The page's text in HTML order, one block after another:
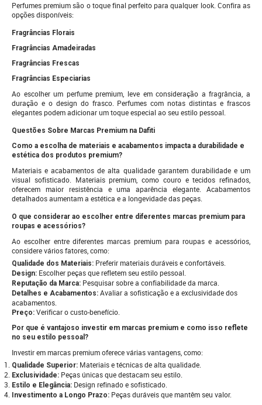
Perfumes premium são o toque final perfeito para qualquer look. Confira as
opções disponíveis:
Fragrâncias Florais
Fragrâncias Amadeiradas
Fragrâncias Frescas
Fragrâncias Especiarias
Ao escolher um perfume premium, leve em consideração a fragrância, a
duração e o design do frasco. Perfumes com notas distintas e frascos
elegantes podem adicionar um toque especial ao seu estilo pessoal.
Questões Sobre Marcas Premium na Dafiti
Como a escolha de materiais e acabamentos impacta a durabilidade e
estética dos produtos premium?
Materiais e acabamentos de alta qualidade garantem durabilidade e um
visual sofisticado. Materiais premium, como couro e tecidos refinados,
oferecem maior resistência e uma aparência elegante. Acabamentos
detalhados aumentam a estética e a longevidade das peças.
O que considerar ao escolher entre diferentes marcas premium para
roupas e acessórios?
Ao escolher entre diferentes marcas premium para roupas e acessórios,
considere vários fatores, como:
Qualidade dos Materiais: Preferir materiais duráveis e confortáveis.
Design: Escolher peças que refletem seu estilo pessoal.
Reputação da Marca: Pesquisar sobre a confiabilidade da marca.
Detalhes e Acabamentos: Avaliar a sofisticação e a exclusividade dos
acabamentos.
Preço: Verificar o custo-benefício.
Por que é vantajoso investir em marcas premium e como isso reflete
no seu estilo pessoal?
Investir em marcas premium oferece várias vantagens, como:
Qualidade Superior: Materiais e técnicas de alta qualidade.
Exclusividade: Peças únicas que destacam seu estilo.
Estilo e Elegância: Design refinado e sofisticado.
Investimento a Longo Prazo: Peças duráveis que mantêm seu valor.